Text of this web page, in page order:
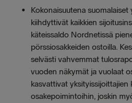
Kokonaisuutena suomalaiset
kiihdyttivät kaikkien
käteissaldo Nordnetissä
pörssiosakkeiden ostoilla.
selvästi vahvemmat
vuoden näkymät ja vuolaat
kasvattivat yksityissijoittajien
osakepoimintoihin, joskin